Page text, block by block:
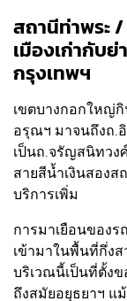
สถานีท่าพระ
เมืองเก่ากับ
กรุงเทพฯ
เขตบางกอกใหญ่
อรุณฯ มาจนถึงถ.
เป็นถ.จรัญสนิทวง
สายสีน้ำเงินสองส
บริการเพิ่ม
การมาเยือนของ
เข้ามาในพื้นที่กึ่ง
บริเวณนี้เป็นที่ตั้ง
ถึงสมัยอยุธยาฯ แ